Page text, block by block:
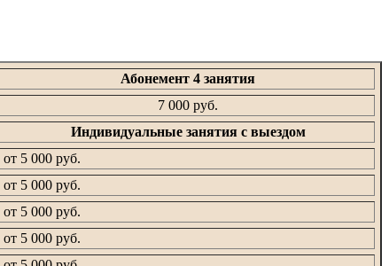
Абонемент 4 занятия
7 000 руб.
Индивидуальные занятия с выездом
от 5 000 руб.
от 5 000 руб.
от 5 000 руб.
от 5 000 руб.